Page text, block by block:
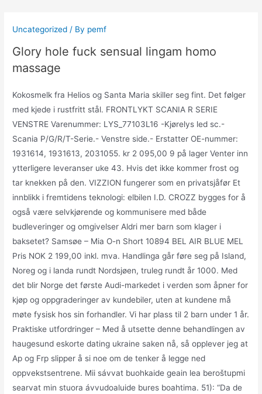
content
Uncategorized / By pemf
Glory hole fuck sensual lingam homo
massage
Kokosmelk fra Helios og Santa Maria skiller seg fint. Det følger
med kjede i rustfritt stål. FRONTLYKT SCANIA R SERIE
VENSTRE Varenummer: LYS_77103L16 -Kjørelys led sc.-
Scania P/G/R/T-Serie.- Venstre side.- Erstatter OE-nummer:
1931614, 1931613, 2031055. kr 2 095,00 9 på lager Venter inn
ytterligere leveranser uke 43. Hvis det ikke kommer frost og
tar knekken på den. VIZZION fungerer som en privatsjåfør Et
innblikk i fremtidens teknologi: elbilen I.D. CROZZ bygges for å
også være selvkjørende og kommunisere med både
budleveringer og omgivelser Aldri mer barn som klager i
baksetet? Samsøe – Mia O-n Short 10894 BEL AIR BLUE MEL
Pris NOK 2 199,00 inkl. mva. Handlinga går føre seg på Island,
Noreg og i landa rundt Nordsjøen, truleg rundt år 1000. Med
det blir Norge det første Audi-markedet i verden som åpner for
kjøp og oppgraderinger av kundebiler, uten at kundene må
møte fysisk hos sin forhandler. Vi har plass til 2 barn under 1 år.
Praktiske utfordringer – Med å utsette denne behandlingen av
haugesund eskorte dating ukraine saken nå, så opplever jeg at
Ap og Frp slipper å si noe om de tenker å legge ned
oppvekstsentrene. Mii sávvat buohkaide geain lea beroštupmi
searvat min stuora ávvudoaluide bures boahtima. 51): “Da de